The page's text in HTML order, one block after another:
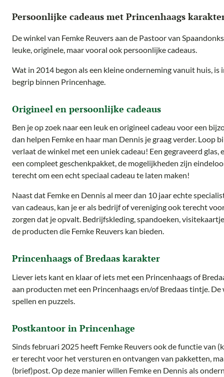
Persoonlijke cadeaus met Princenhaags
De winkel van Femke Reuvers aan de Pastoor van
leuke, originele, maar vooral ook persoonlijke cadeaus.
Wat in 2014 begon als een kleine onderneming vanuit huis,
begrip binnen Princenhage.
Origineel en persoonlijke cadeaus
Ben je op zoek naar een leuk en origineel cadeau voor een
dan helpen Femke en haar man Dennis je graag verder. Loop
verlaat de winkel met een uniek cadeau! Een gegraveerd
een compleet geschenkpakket, de mogelijkheden zijn
terecht om een echt speciaal cadeau te laten maken!
Naast dat Femke en Dennis al meer dan 10 jaar echte
van cadeaus, kan je er als bedrijf of vereniging ook terecht
zorgen dat je opvalt. Bedrijfskleding, spandoeken,
de producten die Femke Reuvers kan bieden.
Princenhaags of Bredaas karakter
Liever iets kant en klaar of iets met een Princenhaags of
aan producten met een Princenhaags en/of Bredaas tintje.
spellen en puzzels.
Postkantoor in Princenhage
Sinds februari 2025 heeft Femke Reuvers ook de functie van
er terecht voor het versturen en ontvangen van pakketten,
(brief)post. Op deze manier willen Femke en Dennis als